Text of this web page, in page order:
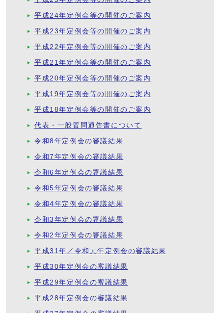
平成24年定例会等の開催のご案内
平成23年定例会等の開催のご案内
平成22年定例会等の開催のご案内
平成21年定例会等の開催のご案内
平成20年定例会等の開催のご案内
平成19年定例会等の開催のご案内
平成18年定例会等の開催のご案内
代表・一般質問通告書について
令和8年定例会の審議結果
令和7年定例会の審議結果
令和6年定例会の審議結果
令和5年定例会の審議結果
令和4年定例会の審議結果
令和3年定例会の審議結果
令和2年定例会の審議結果
平成31年／令和元年定例会の審議結果
平成30年定例会の審議結果
平成29年定例会の審議結果
平成28年定例会の審議結果